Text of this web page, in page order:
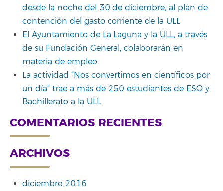
desde la noche del 30 de diciembre, al plan de
contención del gasto corriente de la ULL
El Ayuntamiento de La Laguna y la ULL, a través
de su Fundación General, colaborarán en
materia de empleo
La actividad “Nos convertimos en científicos por
un día” trae a más de 250 estudiantes de ESO y
Bachillerato a la ULL
COMENTARIOS RECIENTES
ARCHIVOS
diciembre 2016